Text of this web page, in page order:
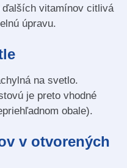
ďalších vitamínov citlivá
úpravu.
na svetlo.
je preto vhodné
obale).
v otvorených